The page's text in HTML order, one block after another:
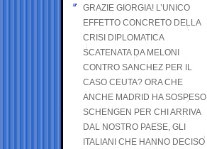
GRAZIE GIORGIA! L’UNICO
EFFETTO CONCRETO DELLA
CRISI DIPLOMATICA
SCATENATA DA MELONI
CONTRO SANCHEZ PER IL
CASO CEUTA? ORA CHE
ANCHE MADRID HA SOSPESO
SCHENGEN PER CHI ARRIVA
DAL NOSTRO PAESE, GLI
ITALIANI CHE HANNO DECISO